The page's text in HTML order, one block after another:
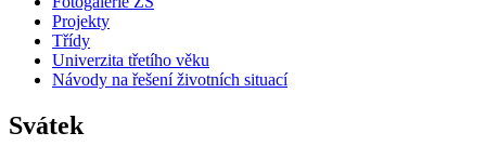
Projekty
Třídy
Univerzita třetího věku
Návody na řešení životních situací
Svátek